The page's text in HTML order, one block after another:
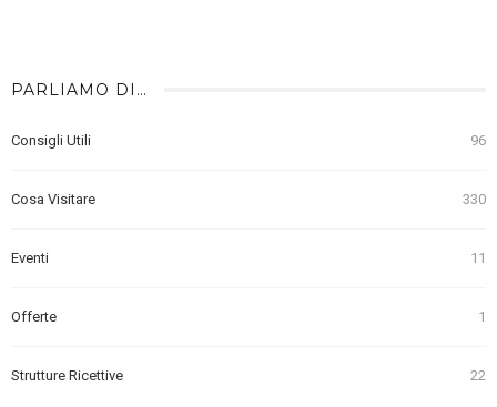
PARLIAMO DI…
Consigli Utili 96
Cosa Visitare 330
Eventi 11
Offerte 1
Strutture Ricettive 22